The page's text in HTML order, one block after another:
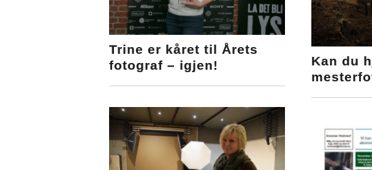
Trine er kåret til Årets
fotograf – igjen!
Kan du